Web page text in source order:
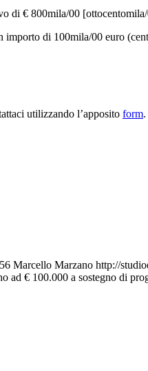
di € 800mila/00
di 100mila/00 euro
utilizzando l’apposito form.
Marcello Marzano http://
ad € 100.000 a sostegno di